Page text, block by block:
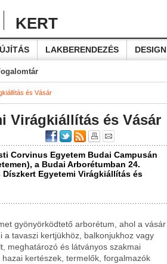
KERT
LAKBERENDEZÉS DESIGN
és Vásár
Virágkiállítás és Vásár
Corvinus Egyetem Budai Campusán
a Budai Arborétumban 24.
Egyetemi Virágkiállítás és
gyönyörködtető arborétum, ahol a vásár
tavaszi kertjükhöz, balkonjukhoz vagy
meghatározó és látványos szakmai
kertészek, termelők, forgalmazók